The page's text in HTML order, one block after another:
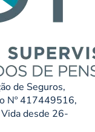
de Seguros,
Nº 417449516,
desde 26-